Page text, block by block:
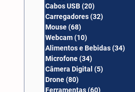
Cabos USB(20)
Carregadores(32)
Mouse(68)
Webcam(10)
Alimentos e Bebidas(34)
Microfone(34)
Câmera Digital (5)
Drone(80)
Ferramentas(60)